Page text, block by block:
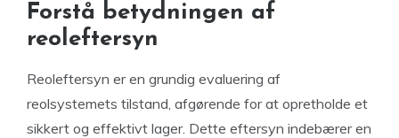
Forstå betydningen af
reoleftersyn
Reoleftersyn er en grundig evaluering af
reolsystemets tilstand, afgørende for at opretholde et
sikkert og effektivt lager. Dette eftersyn indebærer en